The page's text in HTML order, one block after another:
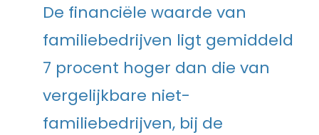
De financiële waarde van
familiebedrijven ligt gemiddeld
7 procent hoger dan die van
vergelijkbare niet-
familiebedrijven, bij de